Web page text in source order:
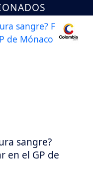
sangre?
en el GP de